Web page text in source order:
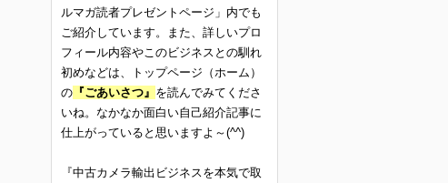
ルマガ読者プレゼントページ」内でも
ご紹介しています。また、詳しいプロ
フィール内容やこのビジネスとの馴れ
初めなどは、トップページ（ホーム）
の 『ごあいさつ』 を読んでみてくださ
いね。なかなか面白い自己紹介記事に
仕上がっていると思いますよ～(^^)
『中古カメラ輸出ビジネスを本気で取